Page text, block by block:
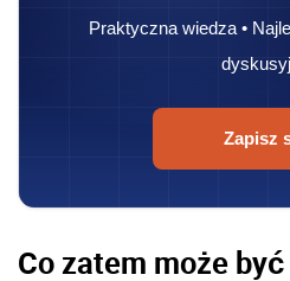
Praktyczna wiedza •
Zapisz
Co zatem może